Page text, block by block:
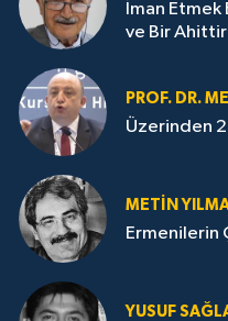
İman
ve Bir Ahittir
PROF. DR.
Üzerinden
METIN
Ermenilerin
YUSUF